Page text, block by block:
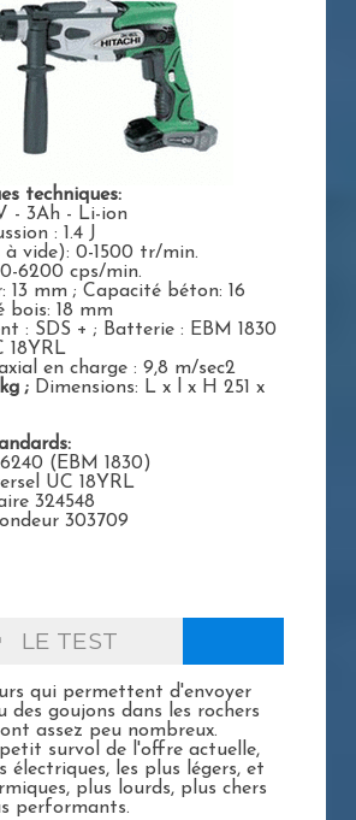
techniques:
- 3Ah - Li-ion
: 1.4 J
vide): 0-1500 tr/min.
6200 cps/min.
13 mm ; Capacité béton: 16
bois: 18 mm
: SDS + ; Batterie : EBM 1830
18YRL
en charge : 9,8 m/sec2
; Dimensions: L x l x H 251 x
(EBM 1830)
UC 18YRL
324548
303709
LE TEST
qui permettent d'envoyer
des goujons dans les rochers
assez peu nombreux.
survol de l'offre actuelle,
électriques, les plus légers, et
plus lourds, plus chers
performants.